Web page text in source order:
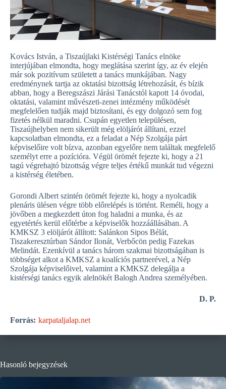
Kovács István, a Tiszaújlaki Kistérségi Tanács elnöke
interjújában elmondta, hogy meglátása szerint így, az év elején
már sok pozitívum született a tanács munkájában. Nagy
eredménynek tartja az oktatási bizottság létrehozását, és bízik
abban, hogy a Beregszászi Járási Tanácstól kapott 14 óvodai,
oktatási, valamint művészeti-zenei intézmény működését
megfelelően tudják majd biztosítani, és egy dolgozó sem fog
fizetés nélkül maradni. Csupán egyetlen településen,
Tiszaújhelyben nem sikerült még elöljárót állítani, ezzel
kapcsolatban elmondta, ez a feladat a Nép Szolgája párt
képviselőire volt bízva, azonban egyelőre nem találtak megfelelő
személyt erre a pozícióra. Végül örömét fejezte ki, hogy a 21
tagú végrehajtó bizottság végre teljes értékű munkát tud végezni
a kistérség életében.
Gorondi Albert szintén örömét fejezte ki, hogy a nyolcadik
plenáris ülésen végre több előrelépés is történt. Reméli, hogy a
jövőben a megkezdett úton fog haladni a munka, és az
egyetértés kerül előtérbe a képviselők hozzáállásában. A
KMKSZ 3 elöljárót állított: Salánkon Sipos Bélát,
Tiszakeresztúrban Sándor Ilonát, Verbőcön pedig Fazekas
Melindát. Ezenkívül a tanács három szakmai bizottságában is
többséget alkot a KMKSZ a koalíciós partnerével, a Nép
Szolgája képviselőivel, valamint a KMKSZ delegálja a
kistérségi tanács egyik alelnökét Balogh Andrea személyében.
D. P.
Forrás: karpataljalap.net
Hasonló bejegyzések